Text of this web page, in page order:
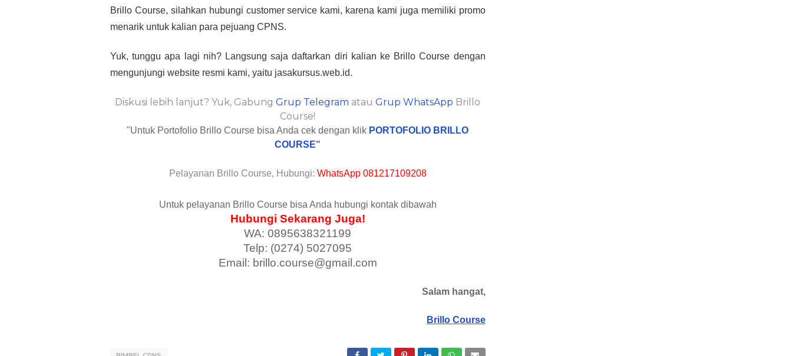
Brillo Course, silahkan hubungi customer service kami, karena kami juga memiliki promo
menarik untuk kalian para pejuang CPNS.
Yuk, tunggu apa lagi nih? Langsung saja daftarkan diri kalian ke Brillo Course dengan
mengunjungi website resmi kami, yaitu jasakursus.web.id.
Diskusi lebih lanjut? Yuk, GabungGrup Telegram atauGrup WhatsApp Brillo
Course!
"Untuk Portofolio Brillo Course bisa Anda cek dengan klik PORTOFOLIO BRILLO
COURSE"
Pelayanan Brillo Course, Hubungi: WhatsApp 081217109208
Untuk pelayanan Brillo Course bisa Anda hubungi kontak dibawah
Hubungi Sekarang Juga!
WA: 0895638321199
Telp: (0274) 5027095
Email: brillo.course@gmail.com
Salam hangat,
Brillo Course